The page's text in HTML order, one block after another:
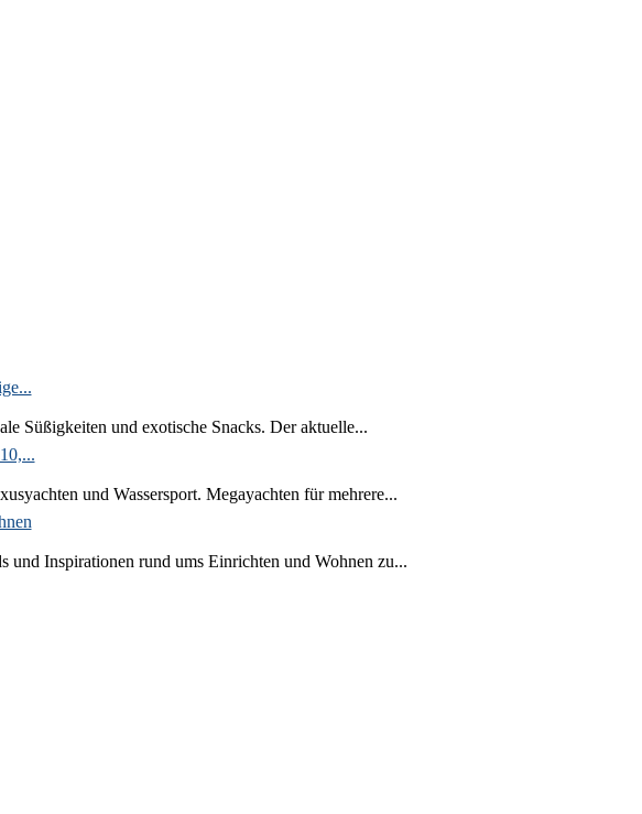
Süßigkeiten und exotische Snacks. Der aktuelle...
und Wassersport. Megayachten für mehrere...
und Inspirationen rund ums Einrichten und Wohnen zu...